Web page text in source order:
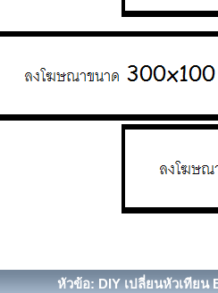
หัวข้อ: DIY เปลี่ยนหัวเทียน